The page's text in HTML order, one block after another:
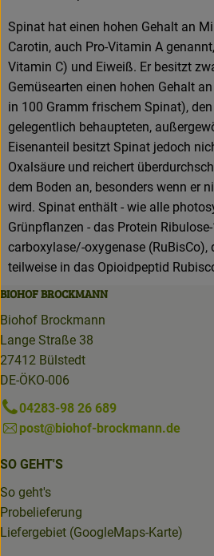
Spinat hat einen hohen Gehalt an
Carotin, auch Pro-Vitamin A
Vitamin C) und Eiweiß. Er besitzt
Gemüsearten einen hohen Gehalt
in 100 Gramm frischem Spinat),
gelegentlich behaupteten,
Eisenanteil besitzt Spinat jedoch
Oxalsäure und reichert
dem Boden an, besonders wenn er
wird. Spinat enthält - wie alle
Grünpflanzen - das Protein
carboxylase/-oxygenase (RuBisCo),
teilweise in das Opioidpeptid
BIOHOF BROCKMANN
Biohof Brockmann
Lange Straße 38
27412 Bülstedt
DE-ÖKO-006
04283-98 26 689
post@biohof-brockmann.de
SO GEHT'S
So geht's
Probelieferung
Liefergebiet (GoogleMaps-Karte)